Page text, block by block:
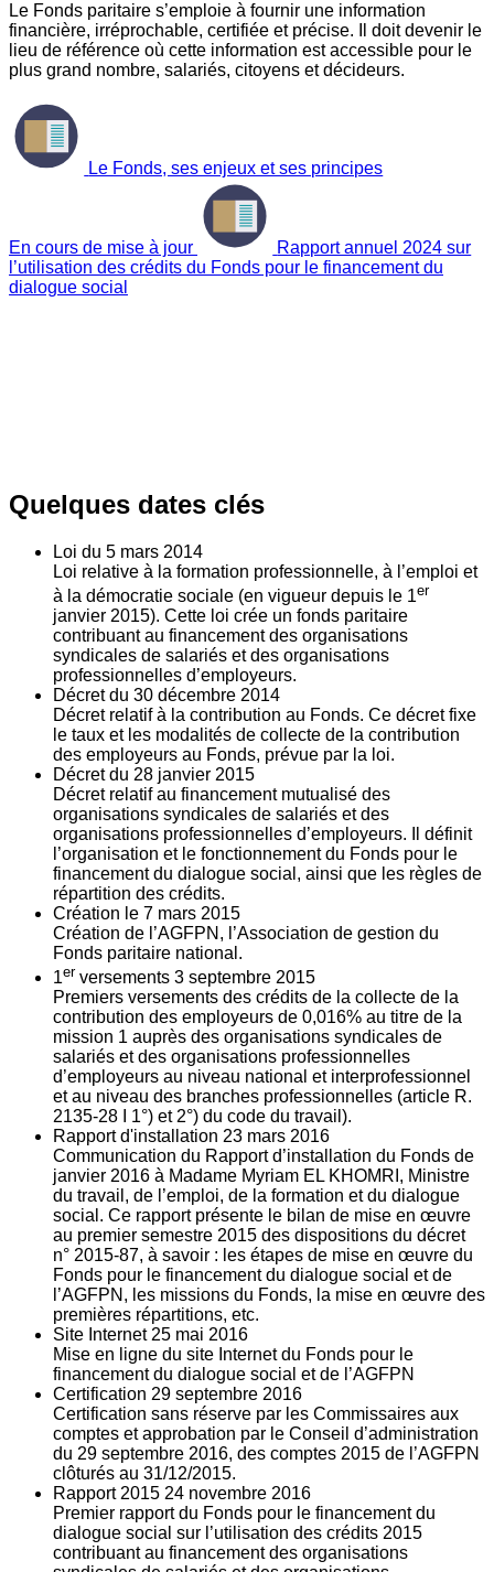
Le Fonds paritaire s’emploie à fournir une information
financière, irréprochable, certifiée et précise. Il doit devenir le
lieu de référence où cette information est accessible pour le
plus grand nombre, salariés, citoyens et décideurs.
Le Fonds, ses enjeux et ses principes
En cours de mise à jour
Rapport annuel 2024 sur
l’utilisation des crédits du Fonds pour le financement du
dialogue social
Quelques dates clés
Loi du 5 mars 2014
Loi relative à la formation professionnelle, à l’emploi et
à la démocratie sociale (en vigueur depuis le 1er
janvier 2015). Cette loi crée un fonds paritaire
contribuant au financement des organisations
syndicales de salariés et des organisations
professionnelles d’employeurs.
Décret du 30 décembre 2014
Décret relatif à la contribution au Fonds. Ce décret fixe
le taux et les modalités de collecte de la contribution
des employeurs au Fonds, prévue par la loi.
Décret du 28 janvier 2015
Décret relatif au financement mutualisé des
organisations syndicales de salariés et des
organisations professionnelles d’employeurs. Il définit
l’organisation et le fonctionnement du Fonds pour le
financement du dialogue social, ainsi que les règles de
répartition des crédits.
Création le 7 mars 2015
Création de l’AGFPN, l’Association de gestion du
Fonds paritaire national.
1er versements 3 septembre 2015
Premiers versements des crédits de la collecte de la
contribution des employeurs de 0,016% au titre de la
mission 1 auprès des organisations syndicales de
salariés et des organisations professionnelles
d’employeurs au niveau national et interprofessionnel
et au niveau des branches professionnelles (article R.
2135‐28 I 1°) et 2°) du code du travail).
Rapport d'installation 23 mars 2016
Communication du Rapport d’installation du Fonds de
janvier 2016 à Madame Myriam EL KHOMRI, Ministre
du travail, de l’emploi, de la formation et du dialogue
social. Ce rapport présente le bilan de mise en œuvre
au premier semestre 2015 des dispositions du décret
n° 2015-87, à savoir : les étapes de mise en œuvre du
Fonds pour le financement du dialogue social et de
l’AGFPN, les missions du Fonds, la mise en œuvre des
premières répartitions, etc.
Site Internet 25 mai 2016
Mise en ligne du site Internet du Fonds pour le
financement du dialogue social et de l’AGFPN
Certification 29 septembre 2016
Certification sans réserve par les Commissaires aux
comptes et approbation par le Conseil d’administration
du 29 septembre 2016, des comptes 2015 de l’AGFPN
clôturés au 31/12/2015.
Rapport 2015 24 novembre 2016
Premier rapport du Fonds pour le financement du
dialogue social sur l’utilisation des crédits 2015
contribuant au financement des organisations